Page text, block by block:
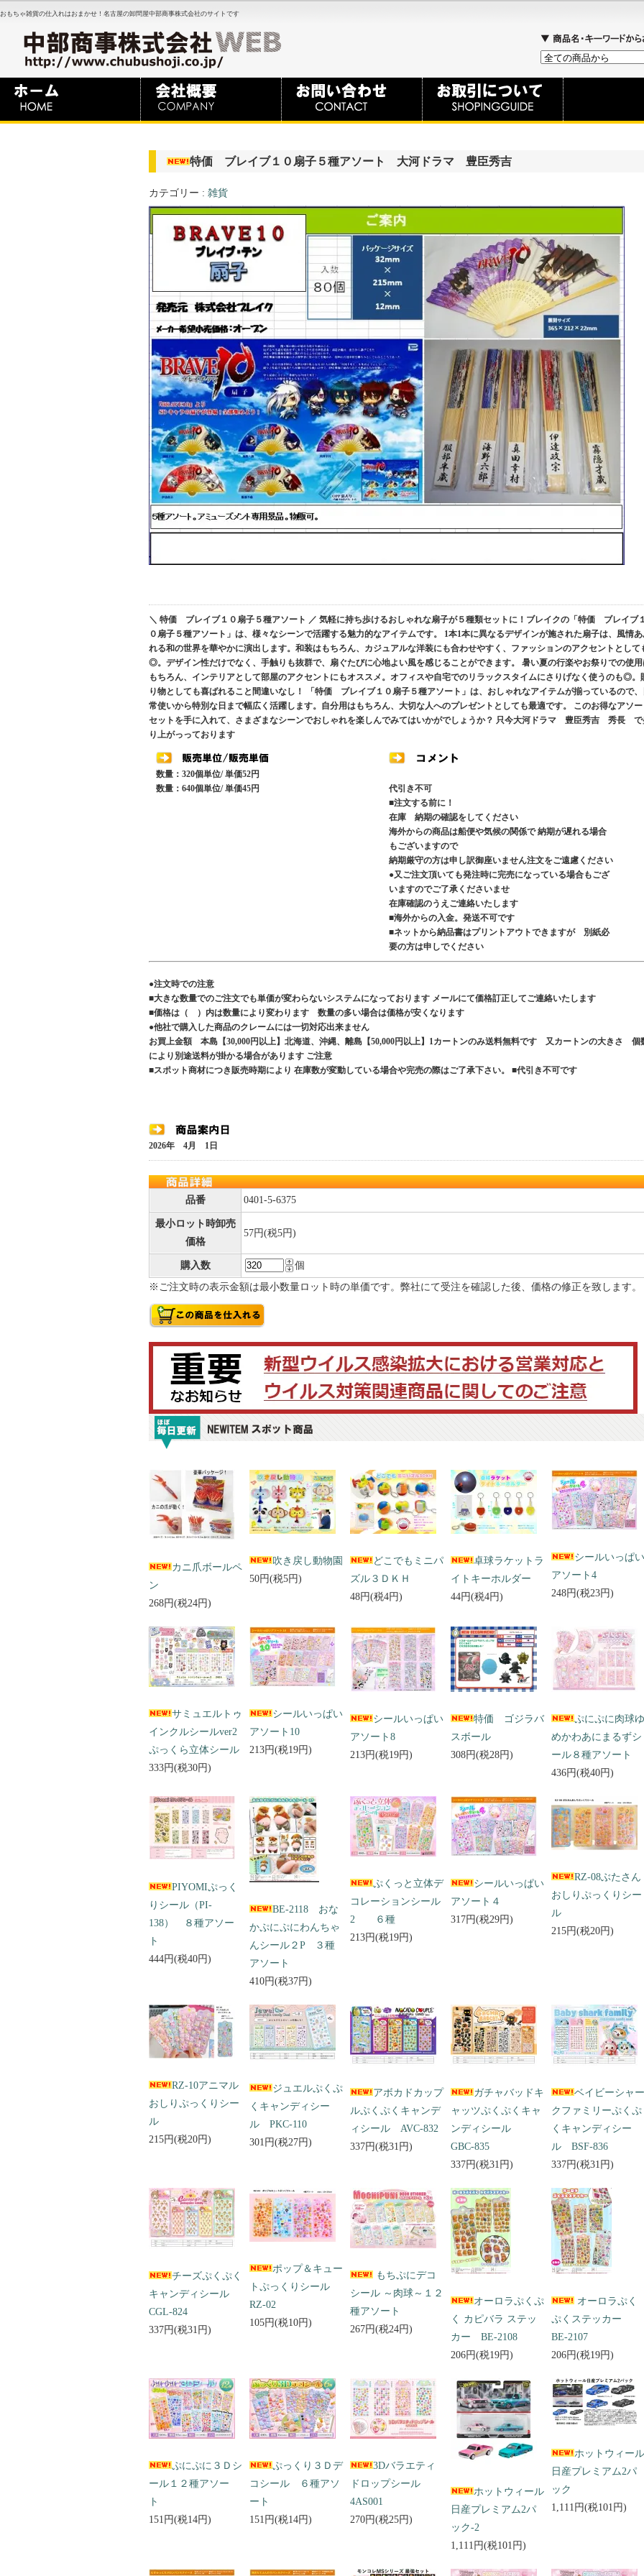
おもちゃ雑貨の仕入れはおまかせ！名古屋の卸問屋中部商事株式会社のサイトです
特価 ブレイブ１０扇子５種アソート 大河ドラマ 豊臣秀吉
カテゴリー : 雑貨
＼ 特価 ブレイブ１０扇子５種アソート ／ 気軽に持ち歩けるおしゃれな扇子が５種類セットに！ブレイクの「特価 ブレイブ
０扇子５種アソート」は、様々なシーンで活躍する魅力的なアイテムです。 1本1本に異なるデザインが施された扇子は、風情
れる和の世界を華やかに演出します。和装はもちろん、カジュアルな洋装にも合わせやすく、ファッションのアクセントとして
◎。デザイン性だけでなく、手触りも抜群で、扇ぐたびに心地よい風を感じることができます。 暑い夏の行楽やお祭りでの使
もちろん、インテリアとして部屋のアクセントにもオススメ。オフィスや自宅でのリラックスタイムにさりげなく使うのも◎。
り物としても喜ばれること間違いなし！ 「特価 ブレイブ１０扇子５種アソート」は、おしゃれなアイテムが揃っているので、
常使いから特別な日まで幅広く活躍します。自分用はもちろん、大切な人へのプレゼントとしても最適です。 このお得なアソ
セットを手に入れて、さまざまなシーンでおしゃれを楽しんでみてはいかがでしょうか？ 只今大河ドラマ 豊臣秀吉 秀長 で
り上がっっております
数量：320個単位/ 単価52円
数量：640個単位/ 単価45円
代引き不可
■注文する前に！
在庫 納期の確認をしてください
海外からの商品は船便や気候の関係で 納期が遅れる場合
もございますので
納期厳守の方は申し訳御座いません注文をご遠慮ください
●又ご注文頂いても発注時に完売になっている場合もござ
いますのでご了承くださいませ
在庫確認のうえご連絡いたします
■海外からの入金。発送不可です
■ネットから納品書はプリントアウトできますが 別紙必
要の方は申しでください
●注文時での注意
■大きな数量でのご注文でも単価が変わらないシステムになっております メールにて価格訂正してご連絡いたします
■価格は（ ）内は数量により変わります 数量の多い場合は価格が安くなります
●他社で購入した商品のクレームには一切対応出来ません
お買上金額 本島【30,000円以上】北海道、沖縄、離島【50,000円以上】1カートンのみ送料無料です 又カートンの大きさ 個
により別途送料が掛かる場合があります ご注意
■スポット商材につき販売時期により 在庫数が変動している場合や完売の際はご了承下さい。 ■代引き不可です
2026年 4月 1日
品番 0401-5-6375
最小ロット時卸売
価格
57円(税5円)
購入数
個
※ご注文時の表示金額は最小数量ロット時の単価です。弊社にて受注を確認した後、価格の修正を致します。
カニ爪ボールペ
ン
268円(税24円)
吹き戻し動物園
50円(税5円)
どこでもミニパ
ズル３ＤＫＨ
48円(税4円)
卓球ラケットラ
イトキーホルダー
44円(税4円)
シールいっぱい
アソート4
248円(税23円)
サミュエルトゥ
インクルシールver2
ぷっくら立体シール
333円(税30円)
シールいっぱい
アソート10
213円(税19円)
シールいっぱい
アソート8
213円(税19円)
特価 ゴジラバ
スボール
308円(税28円)
ぷにぷに肉球ゆ
めかわあにまるずシ
ール８種アソート
436円(税40円)
PIYOMIぷっく
りシール（PI-
138） ８種アソー
ト
444円(税40円)
BE-2118 おな
かぷにぷにわんちゃ
んシール２P ３種
アソート
410円(税37円)
ぷくっと立体デ
コレーションシール
2 ６種
213円(税19円)
シールいっぱい
アソート４
317円(税29円)
RZ-08ぶたさん
おしりぷっくりシー
ル
215円(税20円)
RZ-10アニマル
おしりぷっくりシー
ル
215円(税20円)
ジュエルぷくぷ
くキャンディシー
ル PKC-110
301円(税27円)
アボカドカップ
ルぷくぷくキャンデ
ィシール AVC-832
337円(税31円)
ガチャバッドキ
ャッツぷくぷくキャ
ンディシール
GBC-835
337円(税31円)
ベイビーシャー
クファミリーぷくぷ
くキャンディシー
ル BSF-836
337円(税31円)
チーズぷくぷく
キャンディシール
CGL-824
337円(税31円)
ポップ＆キュー
トぷっくりシール
RZ-02
105円(税10円)
もちぷにデコ
シール ～肉球～１２
種アソート
267円(税24円)
オーロラぷくぷ
く カピバラ ステッ
カー BE-2108
206円(税19円)
オーロラぷく
ぷくステッカー
BE-2107
206円(税19円)
ぷにぷに３Ｄシ
ール１２種アソー
ト
151円(税14円)
ぷっくり３Ｄデ
コシール ６種アソ
ート
151円(税14円)
3Dバラエティ
ドロップシール
4AS001
270円(税25円)
ホットウィール
日産プレミアム2パ
ック-2
1,111円(税101円)
ホットウィール
日産プレミアム2パ
ック
1,111円(税101円)